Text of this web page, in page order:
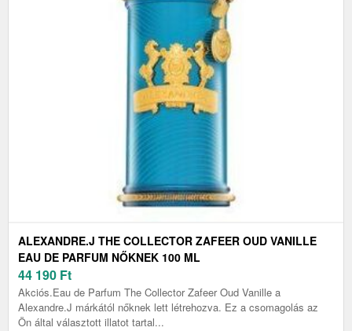
ALEXANDRE.J THE COLLECTOR ZAFEER OUD VANILLE
EAU DE PARFUM NŐKNEK 100 ML
44 190 Ft
Akciós.Eau de Parfum The Collector Zafeer Oud Vanille a
Alexandre.J márkától nőknek lett létrehozva. Ez a csomagolás az
Ön által választott illatot tartal...